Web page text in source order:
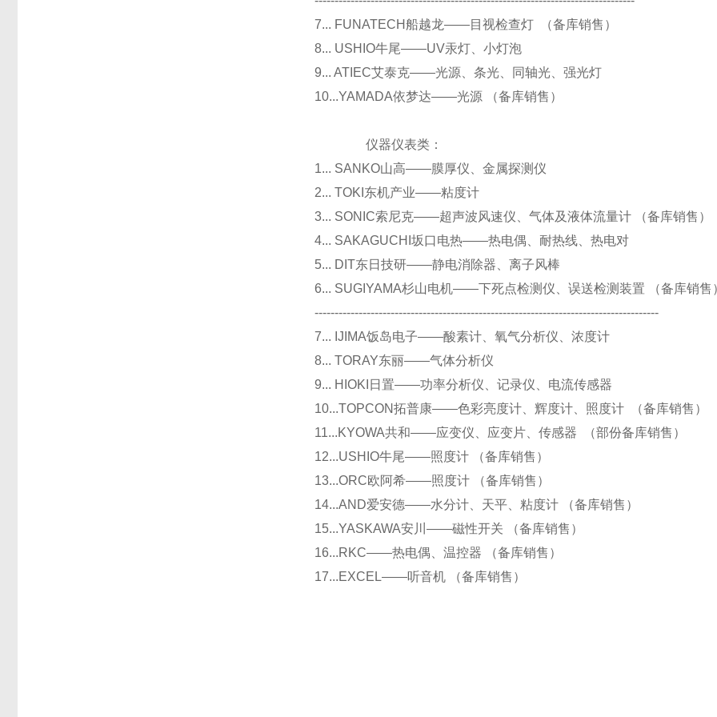
7... FUNATECH船越龙——目视检查灯 （备库销售）
8... USHIO牛尾——UV汞灯、小灯泡
9... ATIEC艾泰克——光源、条光、同轴光、强光灯
10...YAMADA依梦达——光源 （备库销售）
仪器仪表类：
1... SANKO山高——膜厚仪、金属探测仪
2... TOKI东机产业——粘度计
3... SONIC索尼克——超声波风速仪、气体及液体流量计 （备库销售）
4... SAKAGUCHI坂口电热——热电偶、耐热线、热电对
5... DIT东日技研——静电消除器、离子风棒
6... SUGIYAMA杉山电机——下死点检测仪、误送检测装置 （备库销售
--------------------------------------------------------------------------------------
7... IJIMA饭岛电子——酸素计、氧气分析仪、浓度计
8... TORAY东丽——气体分析仪
9... HIOKI日置——功率分析仪、记录仪、电流传感器
10...TOPCON拓普康——色彩亮度计、辉度计、照度计 （备库销售）
11...KYOWA共和——应变仪、应变片、传感器 （部份备库销售）
12...USHIO牛尾——照度计 （备库销售）
13...ORC欧阿希——照度计 （备库销售）
14...AND爱安德——水分计、天平、粘度计 （备库销售）
15...YASKAWA安川——磁性开关 （备库销售）
16...RKC——热电偶、温控器 （备库销售）
17...EXCEL——听音机 （备库销售）